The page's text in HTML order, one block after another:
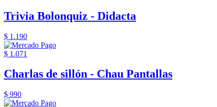
Trivia Bolonquiz - Didacta
$ 1.190
$ 1.071
Charlas de sillón - Chau Pantallas
$ 990